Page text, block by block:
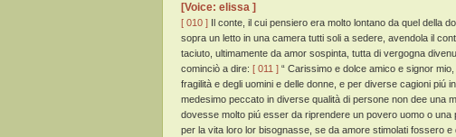
[Voice: elissa ]
[ 010 ] Il conte, il cui pensiero era molto lontano da quel della
sopra un letto in una camera tutti soli a sedere, avendola il
taciuto, ultimamente da amor sospinta, tutta di vergogna
cominciò a dire: [ 011 ] “ Carissimo e dolce amico e signor
fragilità e degli uomini e delle donne, e per diverse cagioni piú
medesimo peccato in diverse qualità di persone non dee una
dovesse molto piú esser da riprendere un povero uomo o
per la vita loro lor bisognasse, se da amore stimolati fossero